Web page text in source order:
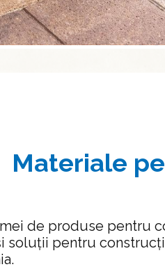
Materiale
de produse pentru
soluții pentru